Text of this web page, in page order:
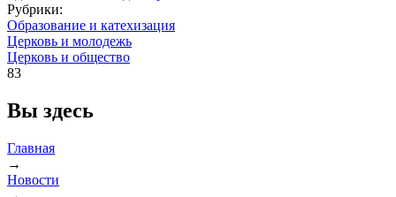
Рубрики:
Образование и катехизация
Церковь и молодежь
Церковь и общество
83
Вы здесь
Главная
→
Новости